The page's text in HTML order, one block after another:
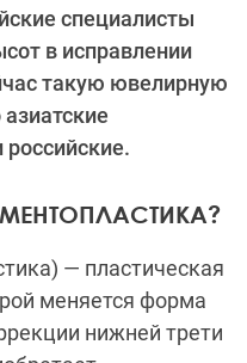
специалисты
в исправлении
такую ювелирную
российские.
— пластическая
меняется форма
нижней трети